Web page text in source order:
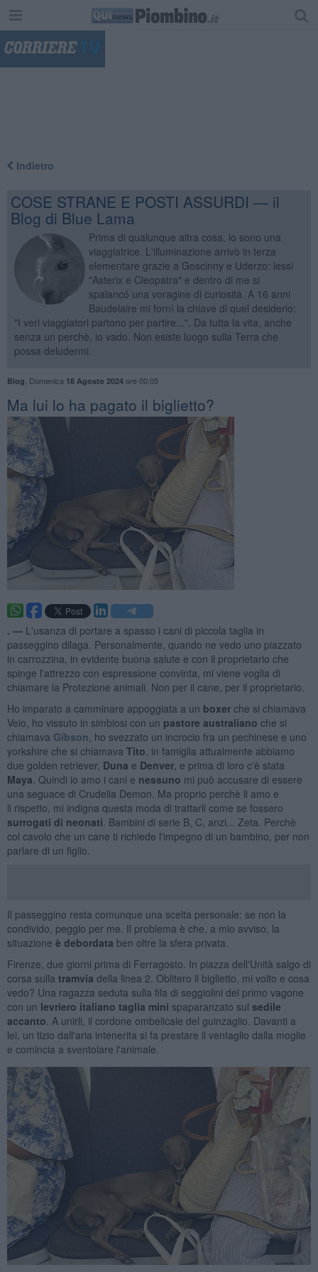
Indietro
COSE STRANE E POSTI ASSURDI — il
Blog di Blue Lama
Prima di qualunque altra cosa, io sono una
viaggiatrice. L'illuminazione arrivò in terza
elementare grazie a Goscinny e Uderzo: lessi
"Asterix e Cleopatra" e dentro di me si
spalancó una voragine di curiosità. A 16 anni
Baudelaire mi fornì la chiave di quel desiderio:
"I veri viaggiatori partono per partire...". Da tutta la vita, anche
senza un perchè, io vado. Non esiste luogo sulla Terra che
possa deludermi.
Blog Domenica 18 Agosto 2024ore 00:05
Ma lui lo ha pagato il biglietto?
. — L'usanza di portare a spasso i cani di piccola taglia in
passeggino dilaga. Personalmente, quando ne vedo uno piazzato
in carrozzina, in evidente buona salute e con il proprietario che
spinge l'attrezzo con espressione convinta, mi viene voglia di
chiamare la Protezione animali. Non per il cane, per il proprietario.
Ho imparato a camminare appoggiata a un boxerche si chiamava
Veio, ho vissuto in simbiosi con un pastore australiano che si
chiamava Gibson , ho svezzato un incrocio fra un pechinese e uno
yorkshire che si chiamava Tito , in famiglia attualmente abbiamo
due golden retriever, Duna e Denver, e prima di loro c'è stata
Maya . Quindi io amo i cani e nessuno mi può accusare di essere
una seguace di Crudelia Demon. Ma proprio perchè li amo e
li rispetto, mi indigna questa moda di trattarli come se fossero
surrogati di neonati . Bambini di serie B, C, anzi... Zeta. Perchè
col cavolo che un cane ti richiede l'impegno di un bambino, per non
parlare di un figlio.
Il passeggino resta comunque una scelta personale: se non la
condivido, peggio per me. Il problema è che, a mio avviso, la
situazione è debordata ben oltre la sfera privata.
Firenze, due giorni prima di Ferragosto. In piazza dell'Unità salgo di
corsa sulla tramvia della linea 2. Oblitero il biglietto, mi volto e cosa
vedo? Una ragazza seduta sulla fila di seggiolini del primo vagone
con un levriero italiano taglia mini spaparanzato sul sedile
accanto . A unirli, il cordone ombelicale del guinzaglio. Davanti a
lei, un tizio dall'aria intenerita si fa prestare il ventaglio dalla moglie
e comincia a sventolare l'animale.